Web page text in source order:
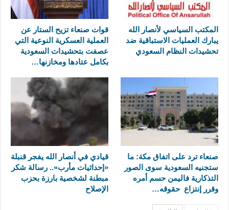
المكتب السياسي لأنصار الله
يبارك العمليات الاستباقية ضد
تحشيدات النظام السعودي
قوات صنعاء تزيح الستار عن
العملية العسكرية النوعية التي
عصفت بتحشيدات السعودية
بكامل عتادها ومخازنها…
صنعاء ترد على اتفاق مكة: ما
ستجنيه السعودية سوى الصور
التذكارية فاليمن حسم أمره
وقرر إنتزاع حقوقه…
قيادي في أنصار الله يفجر قنبلة
«إحداثيات مأرب».. رسالة شكر
مبطنة لشخصية بارزة بحزب
الإصلاح